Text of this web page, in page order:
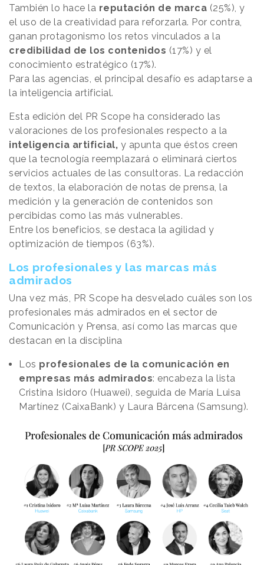
También lo hace la reputación de marca (25%), y
el uso de la creatividad para reforzarla. Por contra,
ganan protagonismo los retos vinculados a la
credibilidad de los contenidos (17%) y el
conocimiento estratégico (17%).
Para las agencias, el principal desafío es adaptarse a
la inteligencia artificial.
Esta edición del PR Scope ha considerado las
valoraciones de los profesionales respecto a la
inteligencia artificial, y apunta que éstos creen
que la tecnología reemplazará o eliminará ciertos
servicios actuales de las consultoras. La redacción
de textos, la elaboración de notas de prensa, la
medición y la generación de contenidos son
percibidas como las más vulnerables.
Entre los beneficios, se destaca la agilidad y
optimización de tiempos (63%).
Los profesionales y las marcas más
admirados
Una vez más, PR Scope ha desvelado cuáles son los
profesionales más admirados en el sector de
Comunicación y Prensa, así como las marcas que
destacan en la disciplina
Los profesionales de la comunicación en
empresas más admirados: encabeza la lista
Cristina Isidoro (Huawei), seguida de María Luisa
Martínez (CaixaBank) y Laura Bárcena (Samsung).